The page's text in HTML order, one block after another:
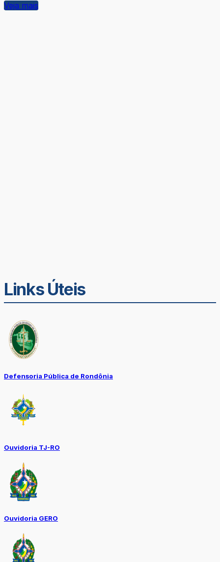
Veja mais
Links Úteis
Defensoria Pública de Rondônia
Ouvidoria TJ-RO
Ouvidoria GERO